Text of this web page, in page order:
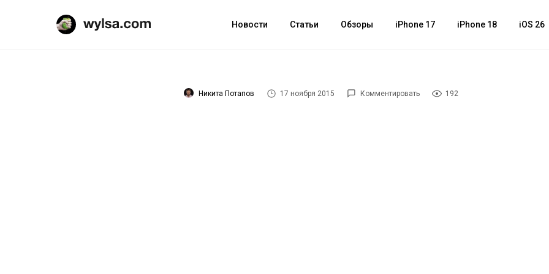
Новости Статьи Обзоры iPhone 17 iPhone 18 iOS 26
Никита Потапов 17 ноября 2015 Комментировать 192